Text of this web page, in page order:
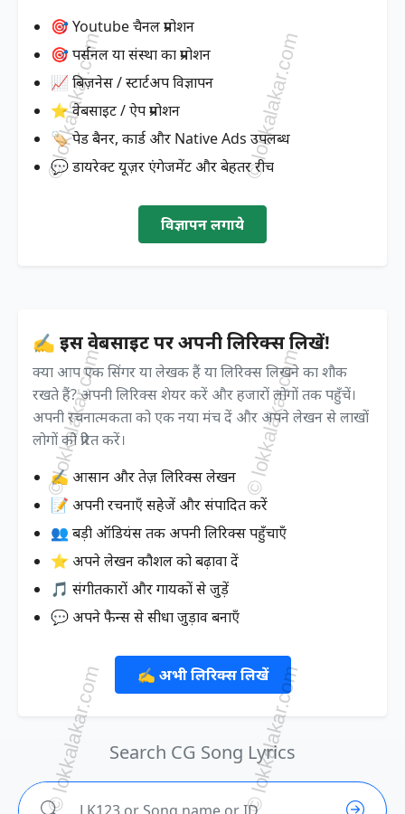
🎯 Youtube चैनल प्रमोशन
🎯 पर्सनल या संस्था का प्रमोशन
📈 बिज़नेस / स्टार्टअप विज्ञापन
⭐ वेबसाइट / ऐप प्रमोशन
🏷️ पेड बैनर, कार्ड और Native Ads उपलब्ध
💬 डायरेक्ट यूज़र एंगेजमेंट और बेहतर रीच
विज्ञापन लगाये
✍️ इस वेबसाइट पर अपनी लिरिक्स लिखें!
क्या आप एक सिंगर या लेखक हैं या लिरिक्स लिखने का शौक
रखते हैं? अपनी लिरिक्स शेयर करें और हजारों लोगों तक पहुँचें।
अपनी रचनात्मकता को एक नया मंच दें और अपने लेखन से लाखों
लोगों को प्रेरित करें।
✍️ आसान और तेज़ लिरिक्स लेखन
📝 अपनी रचनाएँ सहेजें और संपादित करें
👥 बड़ी ऑडियंस तक अपनी लिरिक्स पहुँचाएँ
⭐ अपने लेखन कौशल को बढ़ावा दें
🎵 संगीतकारों और गायकों से जुड़ें
💬 अपने फैन्स से सीधा जुड़ाव बनाएँ
✍️ अभी लिरिक्स लिखें
Search CG Song Lyrics